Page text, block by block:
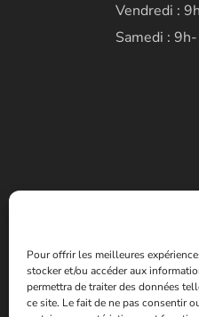
Pour offrir les meilleures
stocker et/ou accéder aux
permettra de traiter des données
ce site. Le fait de ne pas consentir
Vendredi :
Samedi :